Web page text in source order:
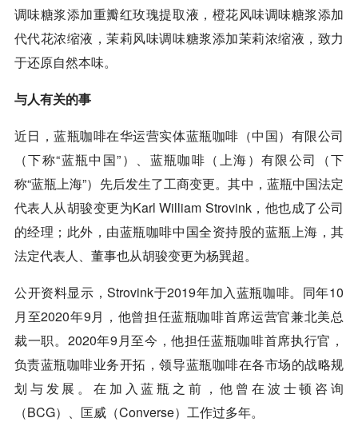
调味糖浆添加重瓣红玫瑰提取液，橙花风味调味糖浆添加
代代花浓缩液，茉莉风味调味糖浆添加茉莉浓缩液，致力
于还原自然本味。
与人有关的事
近日，蓝瓶咖啡在华运营实体蓝瓶咖啡（中国）有限公司
（下称“蓝瓶中国”）、蓝瓶咖啡（上海）有限公司（下
称“蓝瓶上海”）先后发生了工商变更。其中，蓝瓶中国法定
代表人从胡骏变更为Karl William Strovink，他也成了公司
的经理；此外，由蓝瓶咖啡中国全资持股的蓝瓶上海，其
法定代表人、董事也从胡骏变更为杨巽超。
公开资料显示，Strovink于2019年加入蓝瓶咖啡。同年10
月至2020年9月，他曾担任蓝瓶咖啡⾸席运营官兼北美总
裁⼀职。2020年9月至今，他担任蓝瓶咖啡⾸席执⾏官，
负责蓝瓶咖啡业务开拓，领导蓝瓶咖啡在各市场的战略规
划与发展。在加⼊蓝瓶之前，他曾在波⼠顿咨询
（BCG）、匡威（Converse）工作过多年。